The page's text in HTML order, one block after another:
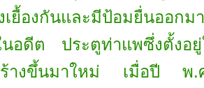
งกันและมีป้อมยื่นออกมา
นอดีต ประตูท่าแพซึ่งตั้งอ
สร้างขึ้นมาใหม่ เมื่อปี